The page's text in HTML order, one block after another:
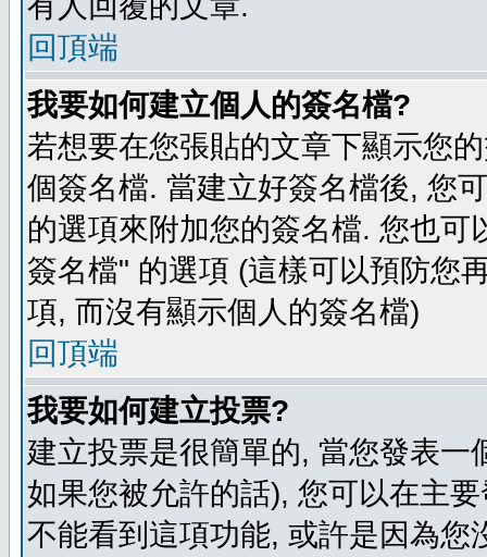
回頂端
我要如何建立個人的簽名檔?
若想要在您張貼的文章下顯示您
個簽名檔. 當建立好簽名檔後, 您
的選項來附加您的簽名檔. 您也
簽名檔" 的選項 (這樣可以預防您
項, 而沒有顯示個人的簽名檔)
回頂端
我要如何建立投票?
建立投票是很簡單的, 當您發表
如果您被允許的話), 您可以在主
不能看到這項功能, 或許是因為